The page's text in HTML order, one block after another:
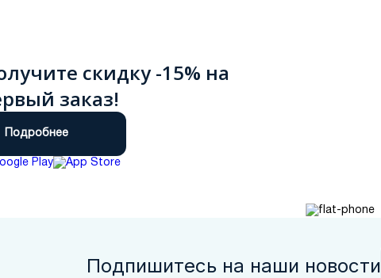
скидку -15% на
заказ!
Подробнее
Подпишитесь на наши новости